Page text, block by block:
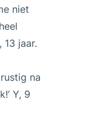
niet
13 jaar.
na
Y, 9